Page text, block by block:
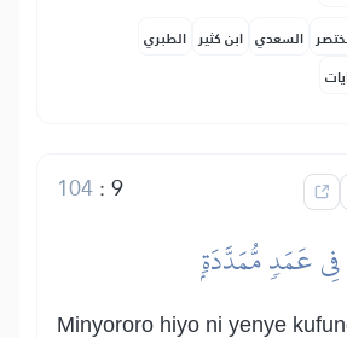
السعدي ابن كثير الطبري
9
:
104
فِي عَمَدٖ مُّمَدَّدَةِۭ
Minyororo hiyo ni yenye